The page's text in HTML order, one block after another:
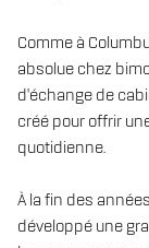
Comme à
absolue chez
d'échange de
créé pour offrir
quotidienne.
À la fin des
développé une